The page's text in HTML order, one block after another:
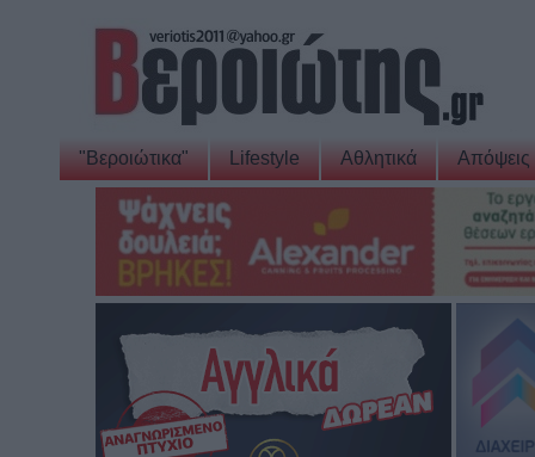
"Βεροιώτικα" Lifestyle Αθλητικά Απόψεις